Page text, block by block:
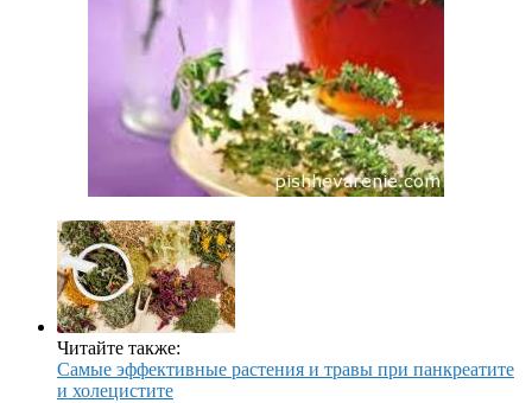
Читайте также:
Самые эффективные растения и травы при панкреатите
и холецистите